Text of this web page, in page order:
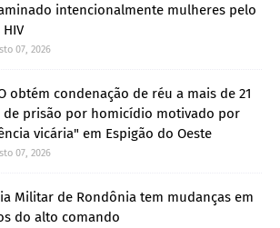
intencionalmente mulheres pelo
07, 2026
obtém condenação de réu a mais de 21
de prisão por homicídio motivado por
vicária" em Espigão do Oeste
07, 2026
Militar de Rondônia tem mudanças em
do alto comando